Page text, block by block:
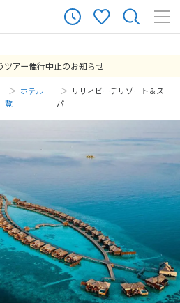
がありません
録がありません
ツアー催行中止のお知らせ
ホテル一
覧
リリィビーチリゾート＆ス
パ